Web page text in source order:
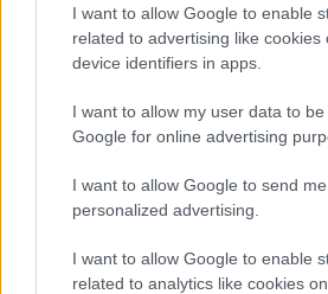
I want to allow Google to enable
related to advertising like cookies
device identifiers in apps.
I want to allow my user data to
Google for online advertising
I want to allow Google to send me
personalized advertising.
I want to allow Google to enable
related to analytics like cookies